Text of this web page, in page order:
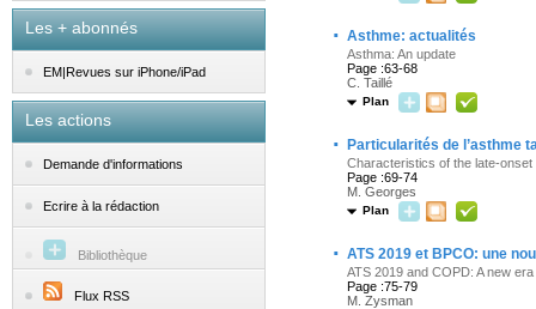
Les + abonnés
EM|Revues sur iPhone/iPad
Les actions
Demande d'informations
Ecrire à la rédaction
Bibliothèque
Flux RSS
· Asthme: actualités
Asthma: An update
Page :63-68
C. Taillé
Plan
· Particularités de l’asthme
Characteristics of the late-
Page :69-74
M. Georges
Plan
· ATS 2019 et BPCO: une
ATS 2019 and COPD: A new
Page :75-79
M. Zysman